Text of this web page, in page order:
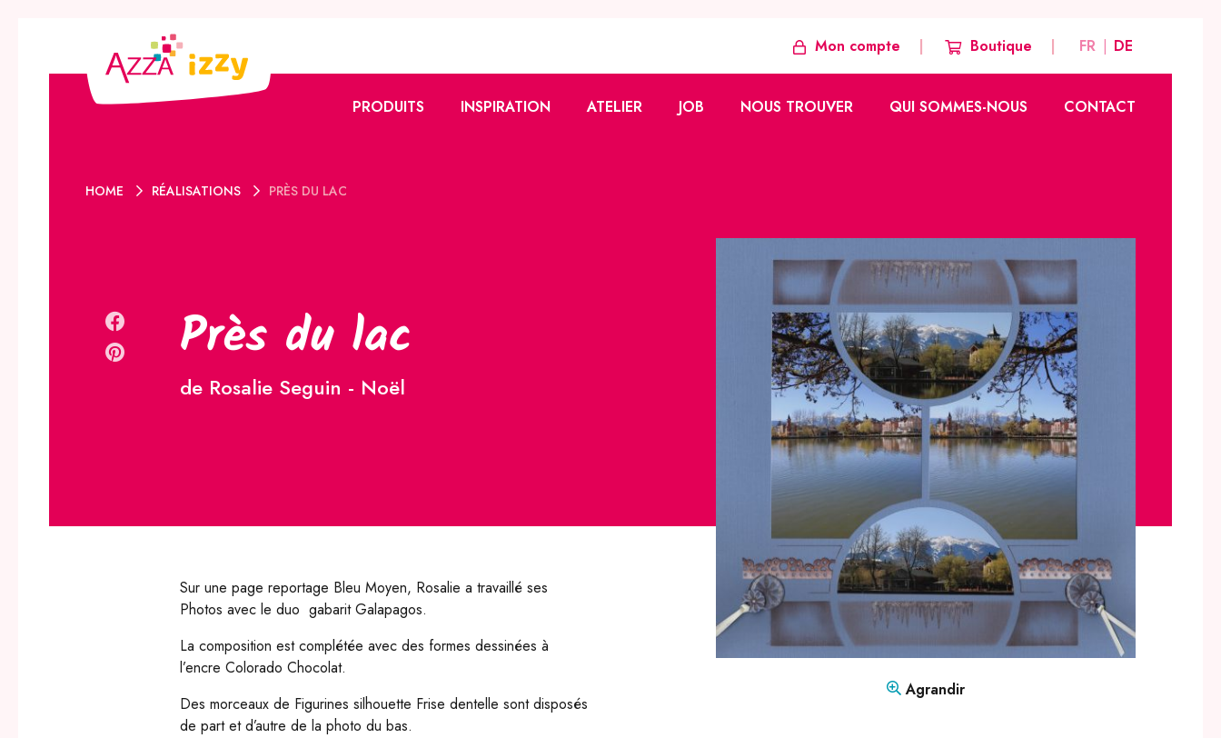
Mon compte Boutique FR DE
PRODUITS INSPIRATION ATELIER JOB NOUS TROUVER QUI SOMMES-NOUS CONTACT
HOME RÉALISATIONS PRÈS DU LAC
Près du lac
de Rosalie Seguin - Noël
Agrandir
Sur une page reportage Bleu Moyen, Rosalie a travaillé ses
Photos avec le duo gabarit Galapagos.
La composition est complétée avec des formes dessinées à
l’encre Colorado Chocolat.
Des morceaux de Figurines silhouette Frise dentelle sont disposés
de part et d’autre de la photo du bas.